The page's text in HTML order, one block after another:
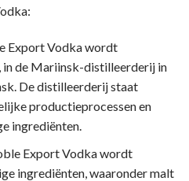
Export Vodka wordt
in de Mariinsk-distilleerderij in
De distilleerderij staat
productieprocessen en
ingrediënten.
Export Vodka wordt
ingrediënten, waaronder malt